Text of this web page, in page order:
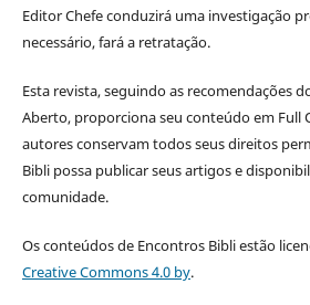
Editor Chefe conduzirá uma investigação
necessário, fará a retratação.
Esta revista, seguindo as recomendações
Aberto, proporciona seu conteúdo em Full
autores conservam todos seus direitos
Bibli possa publicar seus artigos e
comunidade.
Os conteúdos de Encontros Bibli estão
Creative Commons 4.0 by.